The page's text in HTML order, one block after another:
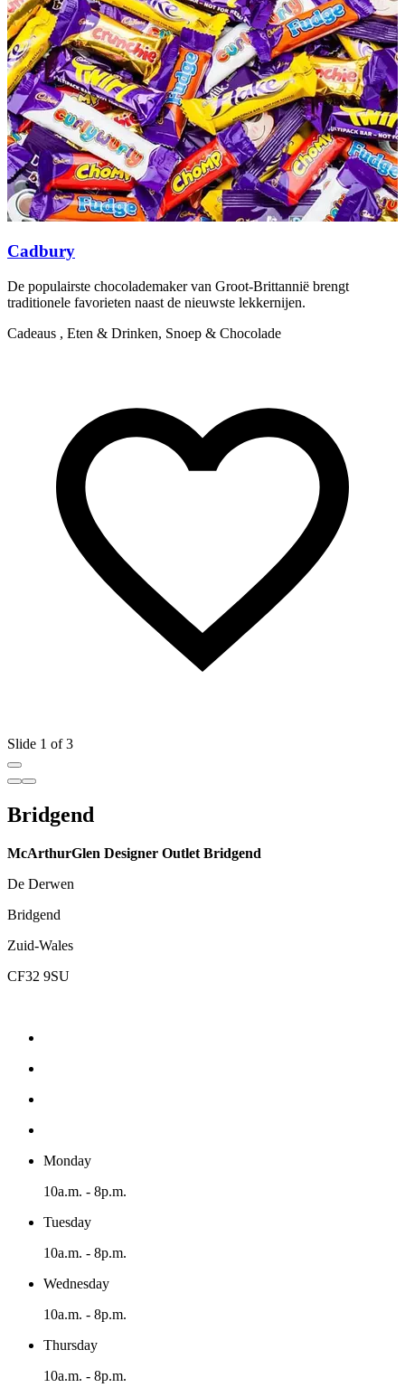
Cadbury
De populairste chocolademaker van Groot-Brittannië brengt
traditionele favorieten naast de nieuwste lekkernijen.
Cadeaus , Eten & Drinken, Snoep & Chocolade
Slide 1 of 3
Bridgend
McArthurGlen Designer Outlet Bridgend
De Derwen
Bridgend
Zuid-Wales
CF32 9SU
Monday
10a.m. - 8p.m.
Tuesday
10a.m. - 8p.m.
Wednesday
10a.m. - 8p.m.
Thursday
10a.m. - 8p.m.